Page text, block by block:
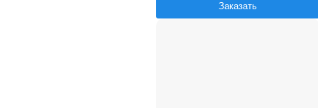
Заказать